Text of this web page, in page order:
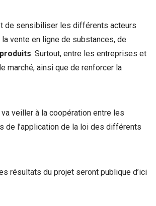
de sensibiliser les différents acteurs
vente en ligne de substances, de
. Surtout, entre les entreprises et
marché, ainsi que de renforcer la
veiller à la coopération entre les
de l’application de la loi des différents
résultats du projet seront publique d’ici